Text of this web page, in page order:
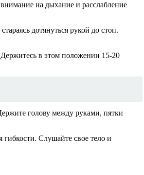
на дыхание и расслабление
дотянуться рукой до стоп.
в этом положении 15-20
голову между руками, пятки
гибкости. Слушайте свое тело и